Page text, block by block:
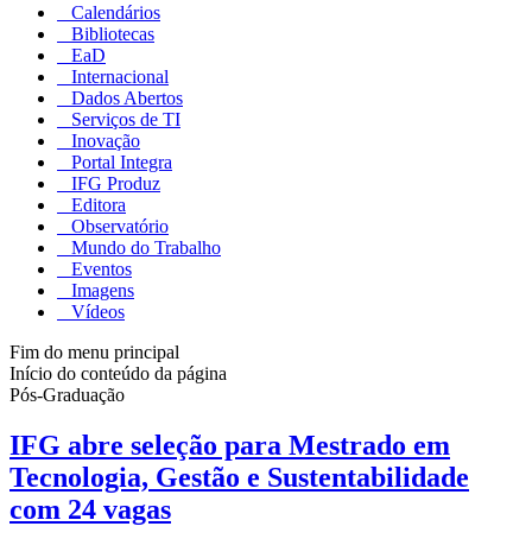
Calendários
Bibliotecas
EaD
Internacional
Dados Abertos
Serviços de TI
Inovação
Portal Integra
IFG Produz
Editora
Observatório
Mundo do Trabalho
Eventos
Imagens
Vídeos
Fim do menu principal
Início do conteúdo da página
Pós-Graduação
IFG abre seleção para Mestrado em
Tecnologia, Gestão e Sustentabilidade
com 24 vagas